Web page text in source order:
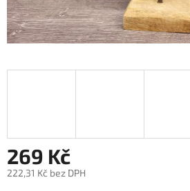
269 Kč
222,31 Kč bez DPH